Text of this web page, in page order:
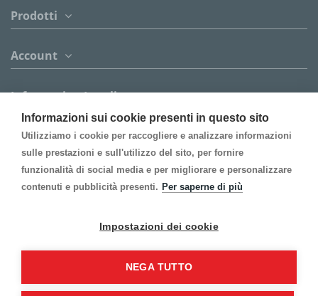
Informazioni sui cookie presenti in questo sito
Utilizziamo i cookie per raccogliere e analizzare informazioni
sulle prestazioni e sull'utilizzo del sito, per fornire
funzionalità di social media e per migliorare e personalizzare
contenuti e pubblicità presenti. Per saperne di più
Impostazioni dei cookie
NEGA TUTTO
Prodotti
Account
Informazion Legali
Contattaci
Follow us